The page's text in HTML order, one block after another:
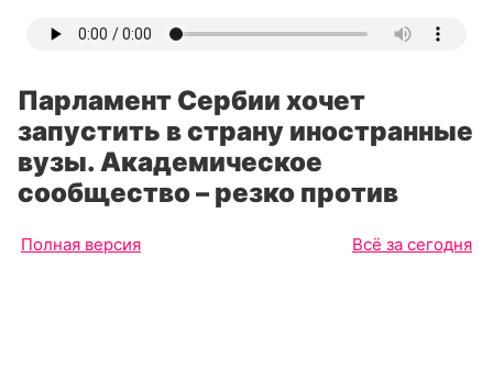
Парламент Сербии хочет
запустить в страну иностранные
вузы. Академическое
сообщество – резко против
Полная версия Всё за сегодня